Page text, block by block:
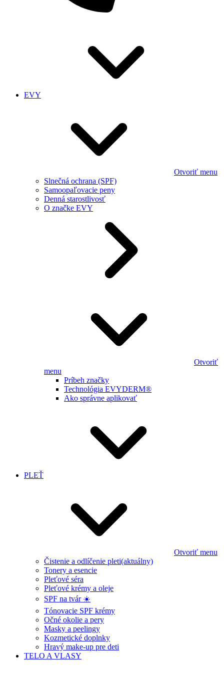
EVY
Otvoriť menu
Slnečná ochrana (SPF)
Samoopaľovacie peny
Denná starostlivosť
O značke EVY
Otvoriť
menu
Príbeh značky
Technológia EVYDERM®
Ako správne aplikovať
PLEŤ
Otvoriť menu
Čistenie a odlíčenie pleti(aktuálny)
Tonery a esencie
Pleťové séra
Pleťové krémy a oleje
SPF na tvár ☀️
Tónovacie SPF krémy
Očné okolie a pery
Masky a peelingy
Kozmetické doplnky
Hravý make-up pre deti
TELO A VLASY